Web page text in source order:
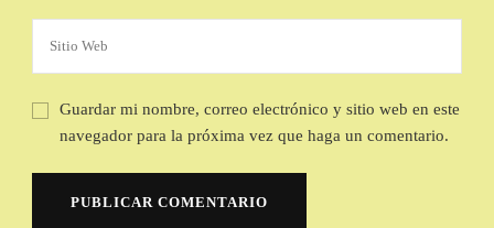
Guardar mi nombre, correo electrónico y sitio web en este
navegador para la próxima vez que haga un comentario.